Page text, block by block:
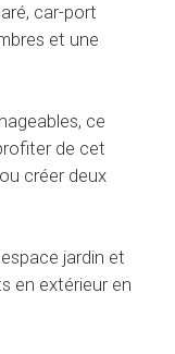
car-port
et une
ce
de cet
créer deux
jardin et
en extérieur en